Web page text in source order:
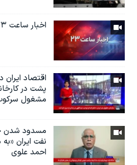
سفر پرزیدنت ترامپ به چین
اخبار ساعت ۲۳
اقتصاد
پشت در
مشغول
مسدود شدن
نفت ایران
احمد علوی